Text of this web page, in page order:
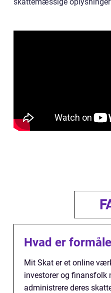
Hvad er
Mit Skat er et online
investorer og finansfolk
administrere deres